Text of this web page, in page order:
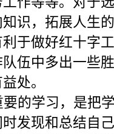
识，拓展人生
于做好红十字
伍中多出一些
处。
的学习，是把
发现和总结自